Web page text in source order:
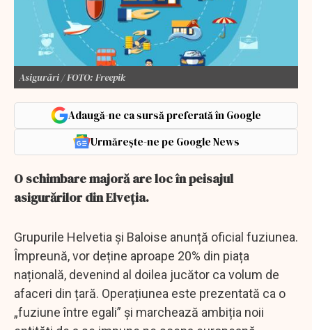
Asigurări / FOTO: Freepik
Adaugă-ne ca sursă preferată în Google
Urmărește-ne pe Google News
O schimbare majoră are loc în peisajul
asigurărilor din Elveția.
Grupurile Helvetia și Baloise anunță oficial fuziunea.
Împreună, vor deține aproape 20% din piața
națională, devenind al doilea jucător ca volum de
afaceri din țară. Operațiunea este prezentată ca o
„fuziune între egali” și marchează ambiția noii